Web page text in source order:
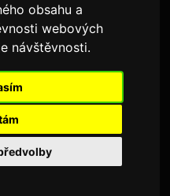
obsahu a
webových
návštěvnosti.
přemýšlel, zda si
Vzhledem k
která mě baví jsem
nemám moc čas se s
internet. Pokud